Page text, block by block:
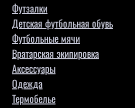
Футзалки
Детская футбольная обувь
Футбольные мячи
Вратарская экипировка
Аксессуары
Одежда
Термобелье